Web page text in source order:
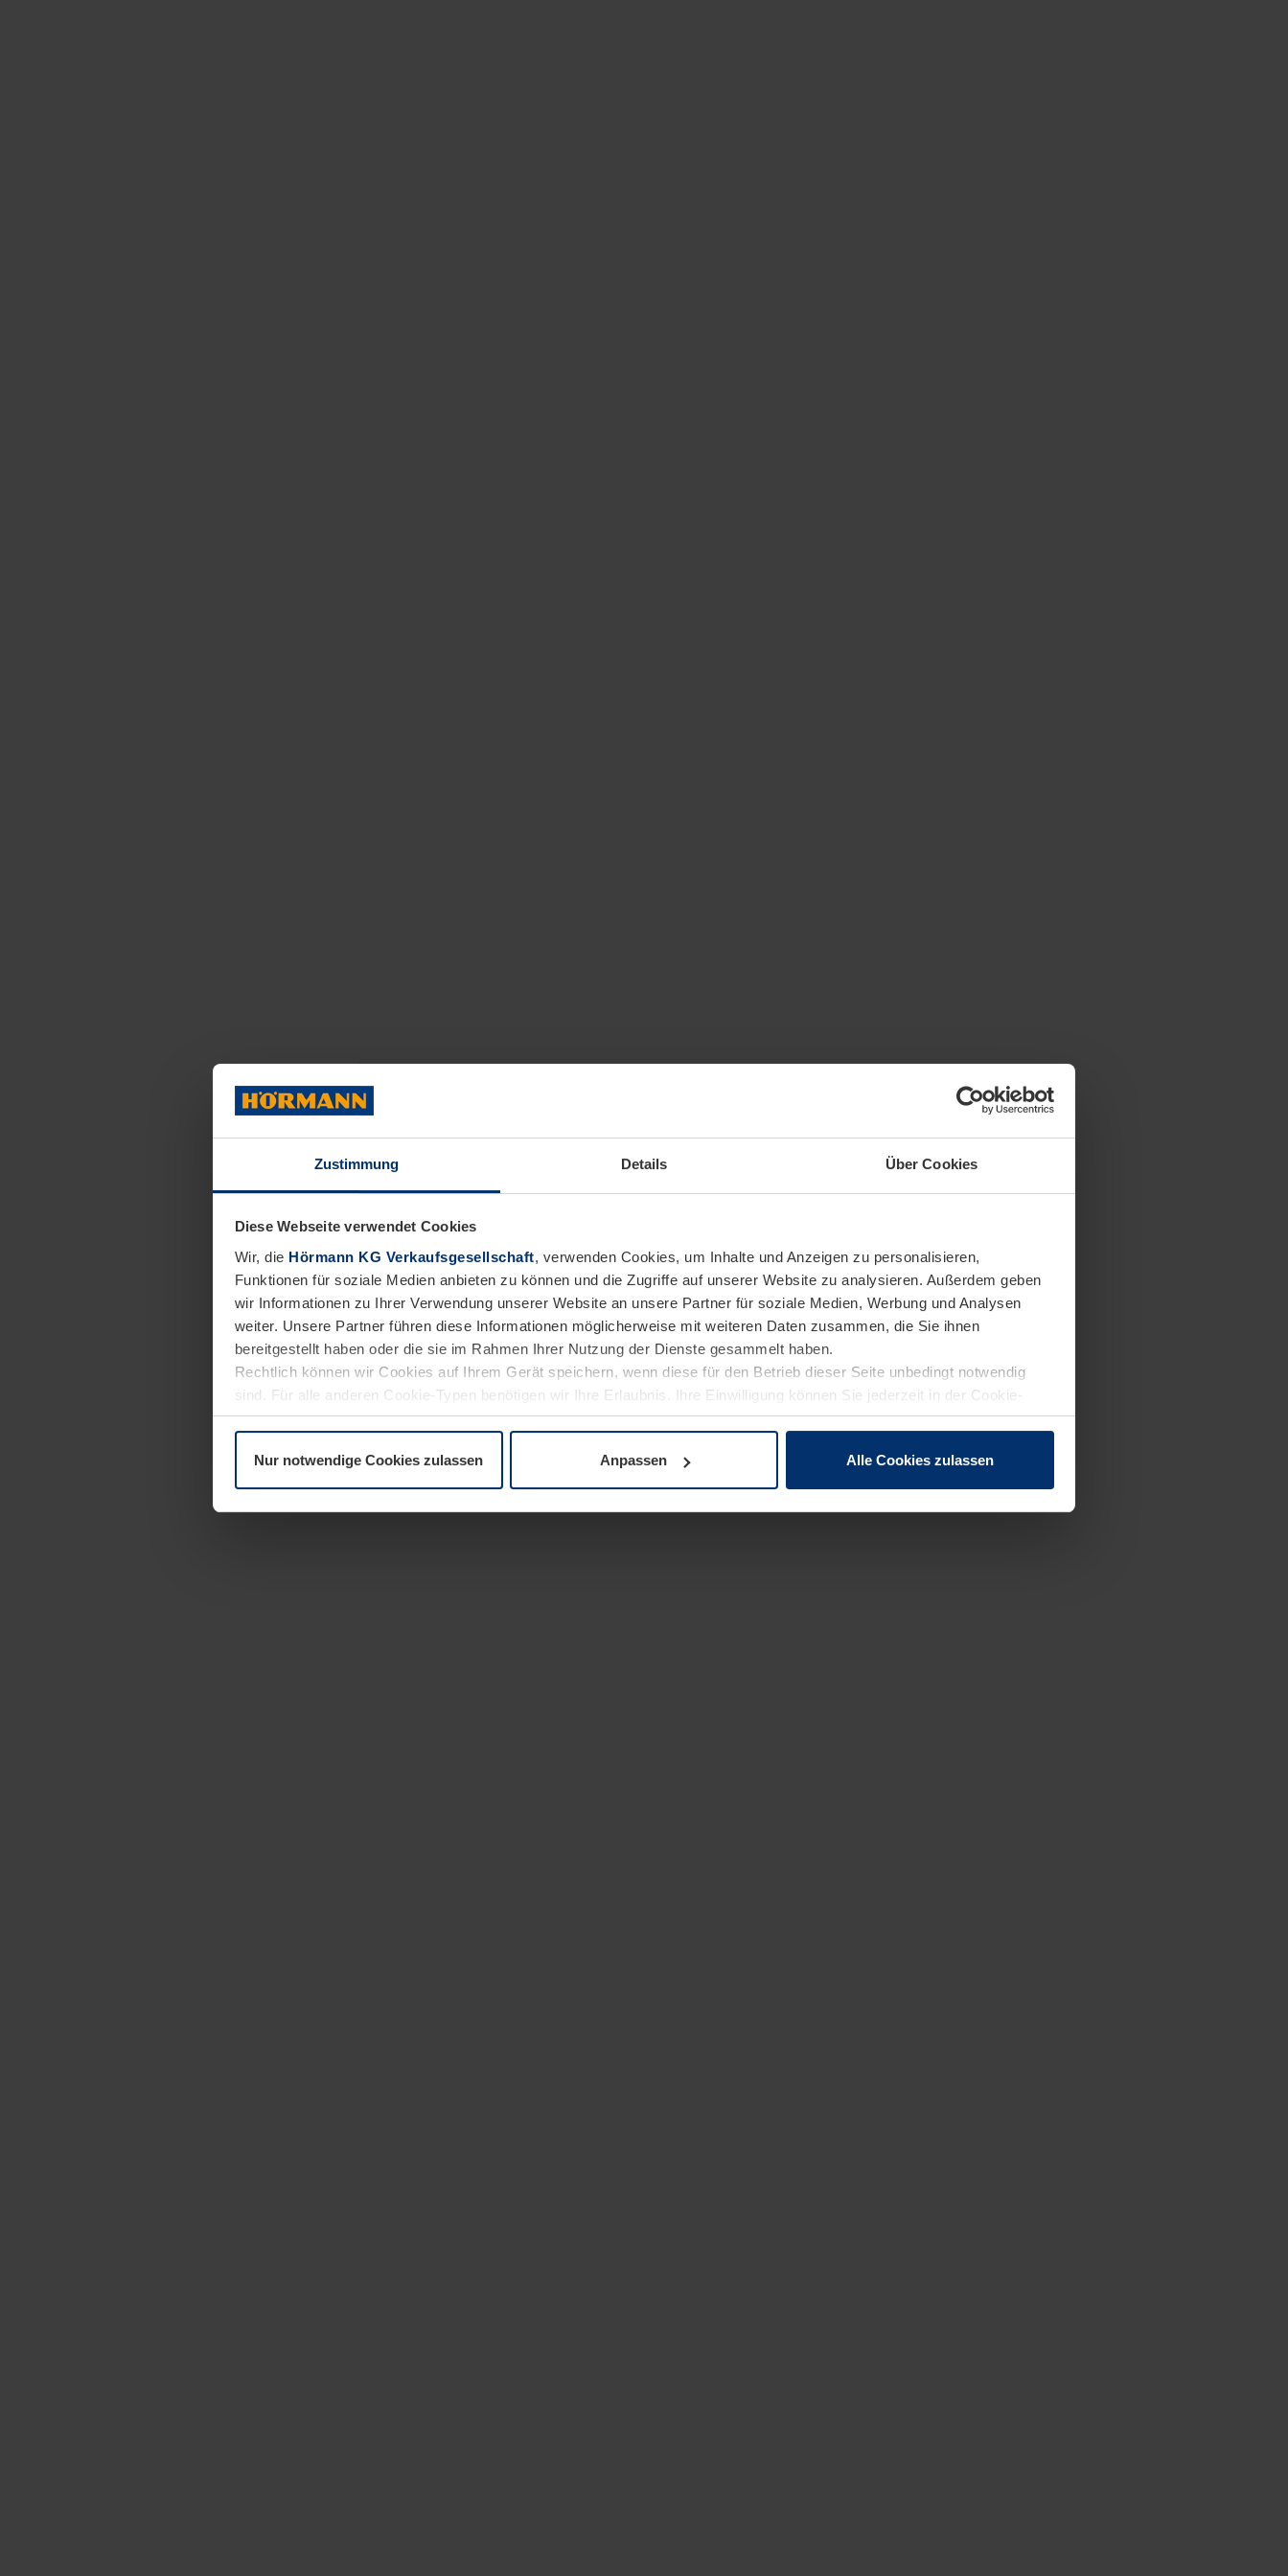
Zustimmung Details Über Cookies
Diese Webseite verwendet Cookies
Wir, die Hörmann KG Verkaufsgesellschaft, verwenden Cookies, um Inhalte und Anzeigen zu personalisieren,
Funktionen für soziale Medien anbieten zu können und die Zugriffe auf unserer Website zu analysieren. Außerdem geben
wir Informationen zu Ihrer Verwendung unserer Website an unsere Partner für soziale Medien, Werbung und Analysen
weiter. Unsere Partner führen diese Informationen möglicherweise mit weiteren Daten zusammen, die Sie ihnen
bereitgestellt haben oder die sie im Rahmen Ihrer Nutzung der Dienste gesammelt haben.
Rechtlich können wir Cookies auf Ihrem Gerät speichern, wenn diese für den Betrieb dieser Seite unbedingt notwendig
sind. Für alle anderen Cookie-Typen benötigen wir Ihre Erlaubnis. Ihre Einwilligung können Sie jederzeit in der Cookie-
Erläuterung auf der SeiteDatenschutzerklärungunserer Website ändern oder widerrufen.
Nur notwendige Cookies zulassen Anpassen Alle Cookies zulassen